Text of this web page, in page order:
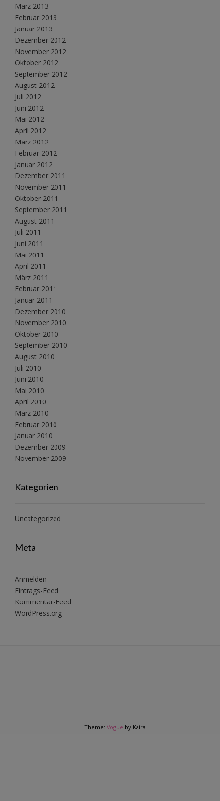
März 2013
Februar 2013
Januar 2013
Dezember 2012
November 2012
Oktober 2012
September 2012
August 2012
Juli 2012
Juni 2012
Mai 2012
April 2012
März 2012
Februar 2012
Januar 2012
Dezember 2011
November 2011
Oktober 2011
September 2011
August 2011
Juli 2011
Juni 2011
Mai 2011
April 2011
März 2011
Februar 2011
Januar 2011
Dezember 2010
November 2010
Oktober 2010
September 2010
August 2010
Juli 2010
Juni 2010
Mai 2010
April 2010
März 2010
Februar 2010
Januar 2010
Dezember 2009
November 2009
Kategorien
Uncategorized
Meta
Anmelden
Eintrags-Feed
Kommentar-Feed
WordPress.org
Theme: Vogue by Kaira